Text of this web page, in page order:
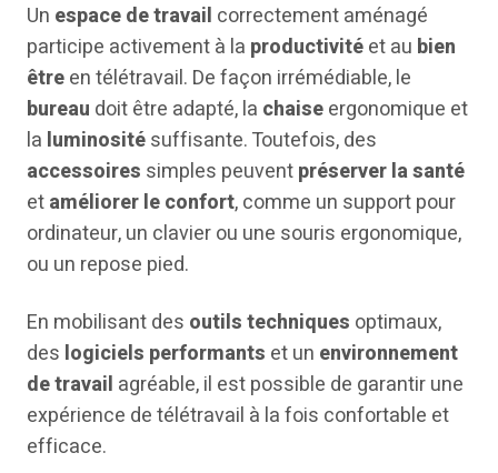
Un espace de travail correctement aménagé
participe activement à la productivitéet au bien
êtreen télétravail. De façon irrémédiable, le
bureau doit être adapté, la chaiseergonomique et
la luminositésuffisante. Toutefois, des
accessoires simples peuventpréserver la santé
etaméliorer le confort, comme un support pour
ordinateur, un clavier ou une souris ergonomique,
ou un repose pied.
En mobilisant des outils techniques optimaux,
des logiciels performants et un environnement
de travail agréable, il est possible de garantir une
expérience de télétravail à la fois confortable et
efficace.